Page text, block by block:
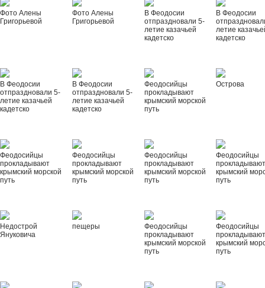
Фото Алены
Григорьевой
Фото Алены
Григорьевой
В Феодосии
отпраздновали 5-
летие казачьей
кадетско
В Феодосии
летие
кадетско
В Феодосии
отпраздновали 5-
летие казачьей
кадетско
В Феодосии
отпраздновали 5-
летие казачьей
кадетско
Феодосийцы
прокладывают
крымский морской
путь
Острова
Феодосийцы
прокладывают
крымский морской
путь
Феодосийцы
прокладывают
крымский морской
путь
Феодосийцы
прокладывают
крымский морской
путь
Феодосийцы
крымский
путь
Недострой
Януковича
пещеры
Феодосийцы
прокладывают
крымский морской
путь
Феодосийцы
крымский
путь